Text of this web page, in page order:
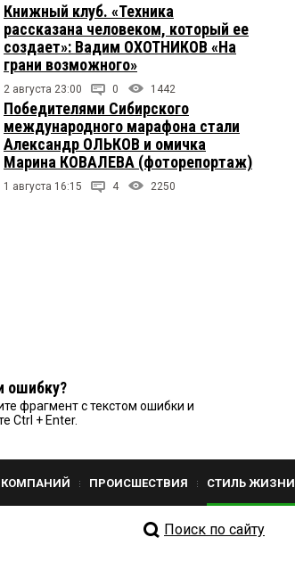
Книжный клуб. «Техника
рассказана человеком, который ее
создает»: Вадим ОХОТНИКОВ «На
грани возможного»
2 августа 23:00 0 1442
Победителями Сибирского
международного марафона стали
Александр ОЛЬКОВ и омичка
Марина КОВАЛЕВА (фоторепортаж)
1 августа 16:15 4 2250
ошибку?
фрагмент с текстом ошибки и
Ctrl + Enter.
КОМПАНИЙ ПРОИСШЕСТВИЯ СТИЛЬ ЖИЗНИ
Поиск по сайту